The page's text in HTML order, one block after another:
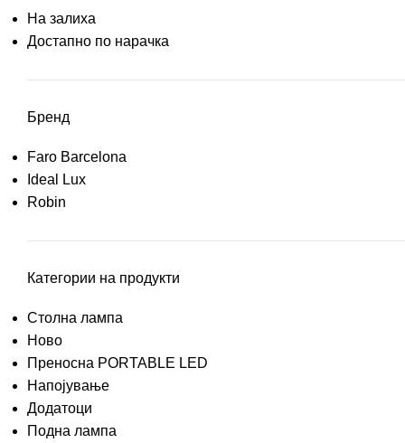
На залиха
Достапно по нарачка
Бренд
Faro Barcelona
Ideal Lux
Robin
Категории на продукти
Столна лампа
Ново
Преносна PORTABLE LED
Напојување
Додатоци
Подна лампа